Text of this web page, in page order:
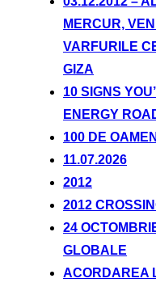
MERCUR,
VARFURILE
GIZA
10 SIGNS
ENERGY
100 DE
11.07.2026
2012
2012
24
GLOBALE
ACORDAREA